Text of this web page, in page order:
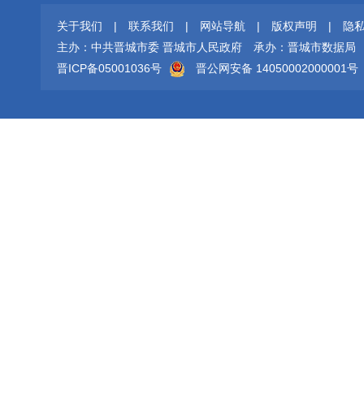
关于我们 | 联系我们 | 网站导航 | 版权声明 |
隐
主办：中共晋城市委 晋城市人民政府
承办：晋城市数据局
晋ICP备05001036号
晋公网安备 14050002000001号